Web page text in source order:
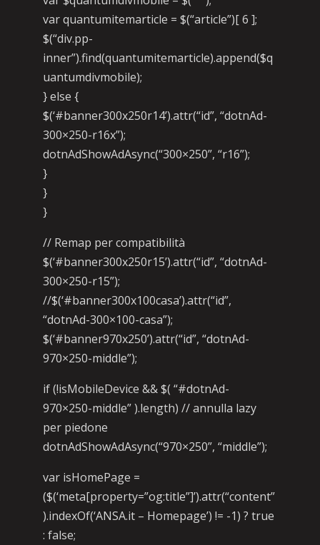
var quantumitemarticle = $(“article”)[ 6 ];
$(“div.pp-
inner”).find(quantumitemarticle).append($q
uantumdivmobile);
} else {
$(‘#banner300x250r14’).attr(“id”, “dotnAd-
300×250-r16x”);
dotnAdShowAdAsync(“300×250”, “r16”);
}
}
}
// Remap per compatibilità
$(‘#banner300x250r15’).attr(“id”, “dotnAd-
300×250-r15”);
//$(‘#banner300x100casa’).attr(“id”,
“dotnAd-300×100-casa”);
$(‘#banner970x250’).attr(“id”, “dotnAd-
970×250-middle”);
if (!isMobileDevice && $( “#dotnAd-
970×250-middle” ).length) // annulla lazy
per piedone
dotnAdShowAdAsync(“970×250”, “middle”);
var isHomePage =
($(‘meta[property=”og:title”]’).attr(“content”
).indexOf(‘ANSA.it – Homepage’) != -1) ? true
: false;